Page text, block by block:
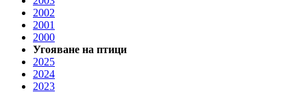
2002
2001
2000
Угояване на птици
2025
2024
2023